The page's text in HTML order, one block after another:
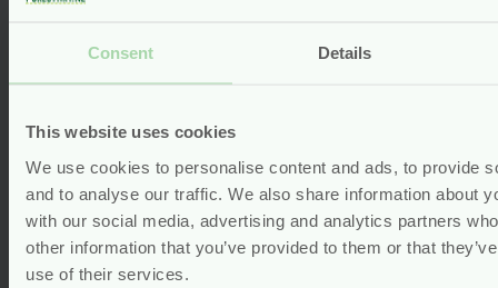
Consent Details
This website uses cookies
We use cookies to personalise content and ads, to provide
and to analyse our traffic. We also share information about
with our social media, advertising and analytics partners
other information that you’ve provided to them or that
use of their services.